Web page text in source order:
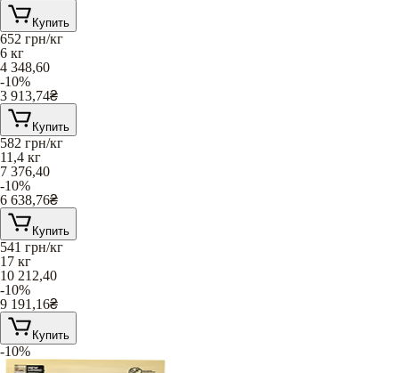
Купить
652 грн/кг
6 кг
4 348,60
-10%
3 913,74₴
Купить
582 грн/кг
11,4 кг
7 376,40
-10%
6 638,76₴
Купить
541 грн/кг
17 кг
10 212,40
-10%
9 191,16₴
Купить
-10%